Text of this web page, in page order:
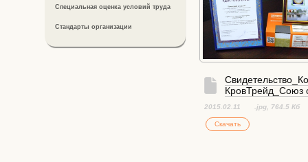
Специальная оценка условий труда
Стандарты организации
КровТрейд_Союз
2015.02.11 .jpg , 764.5 Кб
Скачать